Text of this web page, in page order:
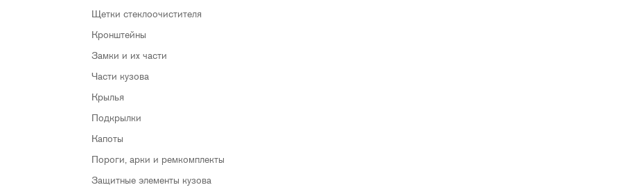
Щетки стеклоочистителя
Кронштейны
Замки и их части
Части кузова
Крылья
Подкрылки
Капоты
Пороги, арки и ремкомплекты
Защитные элементы кузова